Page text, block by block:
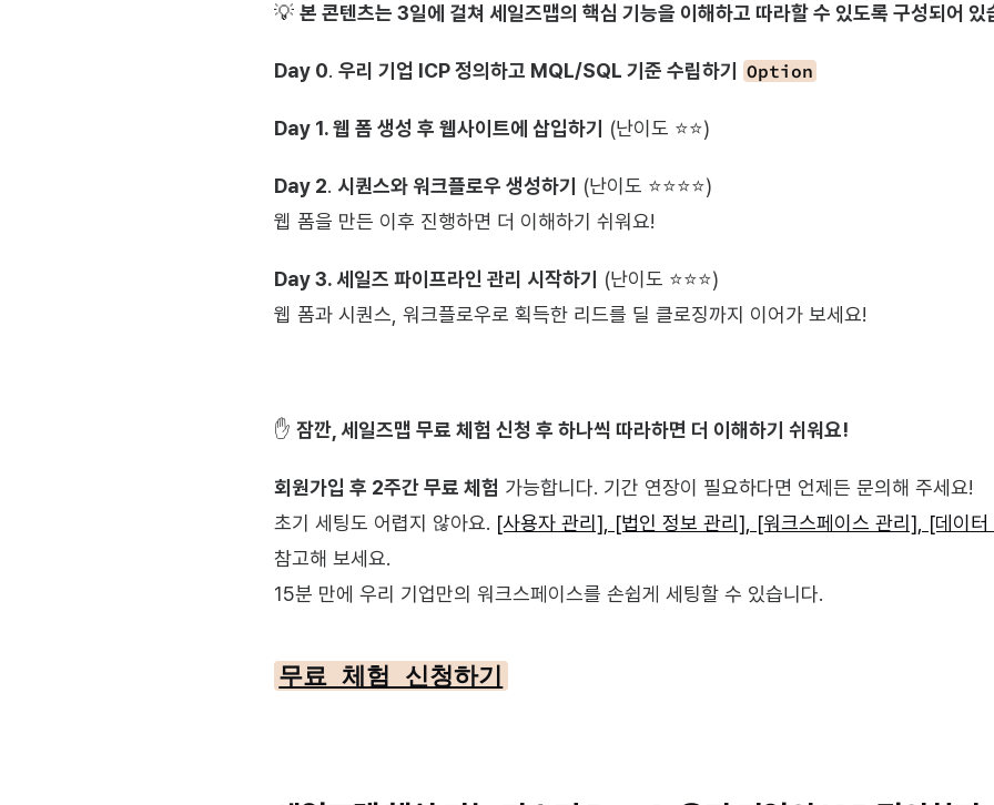
💡 본 콘텐츠는 3일에 걸쳐 세일즈맵의 핵심 기능을 이해하고 따라할 수 있도록 구성되어 있
Day 0. 우리 기업 ICP 정의하고 MQL/SQL 기준 수립하기 Option
Day 1. 웹 폼 생성 후 웹사이트에 삽입하기 (난이도 ⭐⭐)
Day 2. 시퀀스와 워크플로우 생성하기
(난이도 ⭐⭐⭐⭐)
웹 폼을 만든 이후 진행하면 더 이해하기 쉬워요!
Day 3. 세일즈 파이프라인 관리 시작하기
(난이도 ⭐⭐⭐)
웹 폼과 시퀀스, 워크플로우로 획득한 리드를 딜 클로징까지 이어가 보세요!
✋ 잠깐, 세일즈맵 무료 체험 신청 후 하나씩 따라하면 더 이해하기 쉬워요!
회원가입 후 2주간 무료 체험 가능합니다. 기간 연장이 필요하다면 언제든 문의해 주세요!
초기 세팅도 어렵지 않아요. [사용자 관리], [법인 정보 관리], [워크스페이스 관리], [데이
참고해 보세요.
15분 만에 우리 기업만의 워크스페이스를 손쉽게 세팅할 수 있습니다.
무료 체험 신청하기